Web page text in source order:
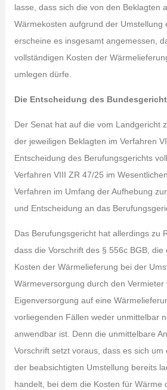
lasse, dass sich die von den Beklagten
Wärmekosten aufgrund der Umstellung
erscheine es insgesamt angemessen,
vollständigen Kosten der
umlegen dürfe.
Die Entscheidung des
Der Senat hat auf die vom Landgericht
der jeweiligen Beklagten im Verfahren
Entscheidung des Berufungsgerichts
Verfahren VIII ZR 47/25 im
Verfahren im Umfang der Aufhebung
und Entscheidung an das
Das Berufungsgericht hat allerdings zu
dass die Vorschrift des § 556c BGB, die
Kosten der Wärmelieferung bei der
Wärmeversorgung durch den Vermieter
Eigenversorgung auf eine
vorliegenden Fällen weder unmittelbar
anwendbar ist. Denn die unmittelbare
Vorschrift setzt voraus, dass es sich
der beabsichtigten Umstellung bereits
handelt, bei dem die Kosten für Wärme